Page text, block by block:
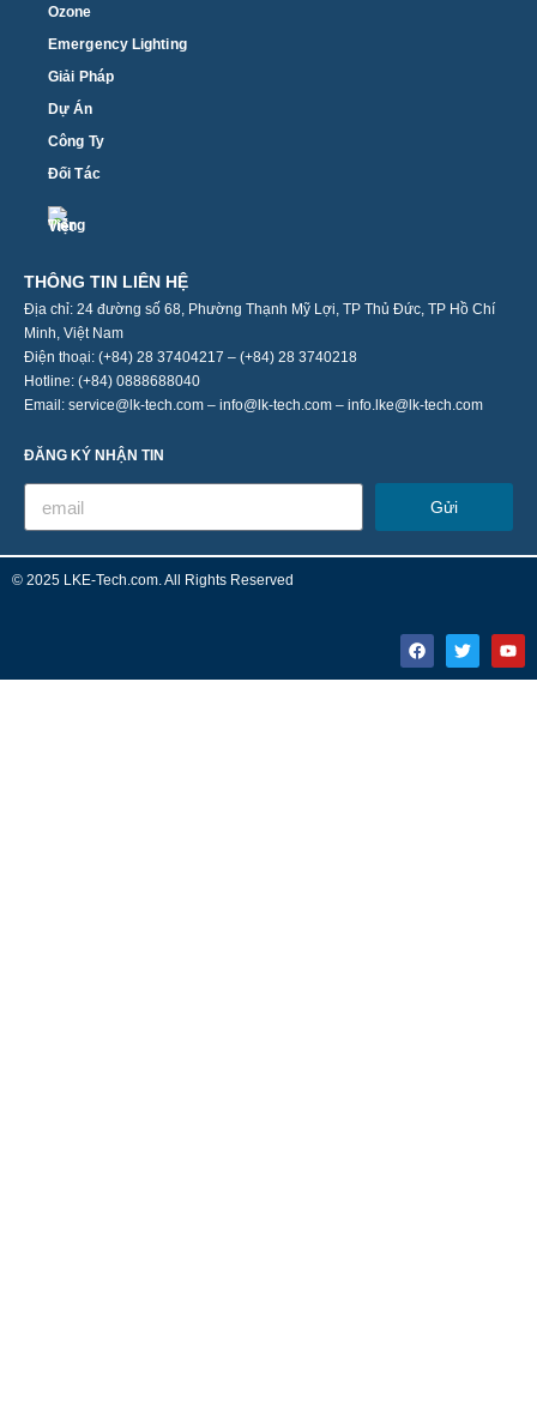
Ozone
Emergency Lighting
Giải Pháp
Dự Án
Công Ty
Đối Tác
THÔNG TIN LIÊN HỆ
Địa chỉ: 24 đường số 68, Phường Thạnh Mỹ Lợi, TP Thủ Đức, TP Hồ Chí
Minh, Việt Nam
Điện thoại: (+84) 28 37404217 – (+84) 28 3740218
Hotline: (+84) 0888688040
Email: service@lk-tech.com – info@lk-tech.com – info.lke@lk-tech.com
ĐĂNG KÝ NHẬN TIN
Gửi
© 2025 LKE-Tech.com. All Rights Reserved